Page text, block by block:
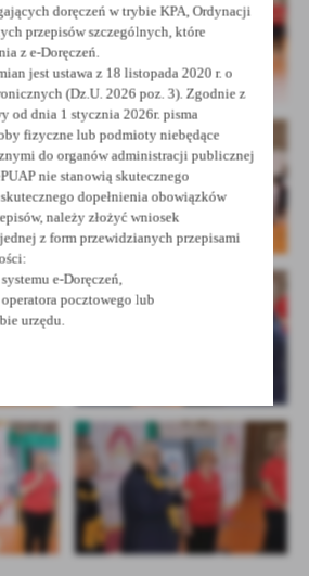
doręczeń w trybie KPA, Ordynacji
przepisów szczególnych, które
z e-Doręczeń.
jest ustawa z 18 listopada 2020 r. o
(Dz.U. 2026 poz. 3). Zgodnie z
od dnia 1 stycznia 2026r. pisma
fizyczne lub podmioty niebędące
do organów administracji publicznej
nie stanowią skutecznego
dopełnienia obowiązków
należy złożyć wniosek
z form przewidzianych przepisami
e-Doręczeń,
pocztowego lub
urzędu.